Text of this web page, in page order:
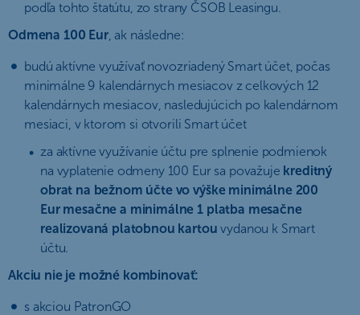
podľa tohto štatútu, zo strany ČSOB Leasingu.
Odmena 100 Eur, ak následne:
budú aktívne využívať novozriadený Smart účet, počas
minimálne 9 kalendárnych mesiacov z celkových 12
kalendárnych mesiacov, nasledujúcich po kalendárnom
mesiaci, v ktorom si otvorili Smart účet
za aktívne využívanie účtu pre splnenie podmienok
na vyplatenie odmeny 100 Eur sa považuje kreditný
obrat na bežnom účte vo výške minimálne 200
Eur mesačne a minimálne 1 platba mesačne
realizovaná platobnou kartou vydanou k Smart
účtu.
Akciu nie je možné kombinovať:
s akciou PatronGO